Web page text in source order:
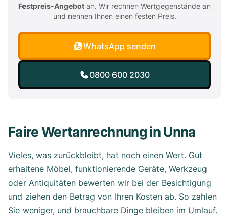
Festpreis-Angebot an. Wir rechnen Wertgegenstände an
und nennen Ihnen einen festen Preis.
WhatsApp senden
0800 600 2030
Faire Wertanrechnung in Unna
Vieles, was zurückbleibt, hat noch einen Wert. Gut
erhaltene Möbel, funktionierende Geräte, Werkzeug
oder Antiquitäten bewerten wir bei der Besichtigung
und ziehen den Betrag von Ihren Kosten ab. So zahlen
Sie weniger, und brauchbare Dinge bleiben im Umlauf.